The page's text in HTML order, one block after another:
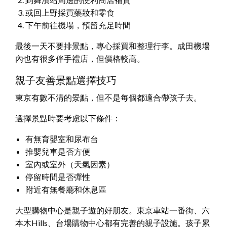
或回上野採買藥妝和零食
下午前往機場，預留充足時間
最後一天不要排景點，專心採買和整理行李。成田機場
內也有很多伴手禮店，但價格較高。
親子友善景點選擇技巧
東京有數不清的景點，但不是每個都適合帶孩子去。
選擇景點時要考慮以下條件：
有無育嬰室和尿布台
推嬰兒車是否方便
室內或室外（天氣因素）
停留時間是否彈性
附近有無餐廳和休息區
大型購物中心是親子遊的好朋友。東京車站一番街、六
本木Hills、台場購物中心都有完善的親子設施。孩子累